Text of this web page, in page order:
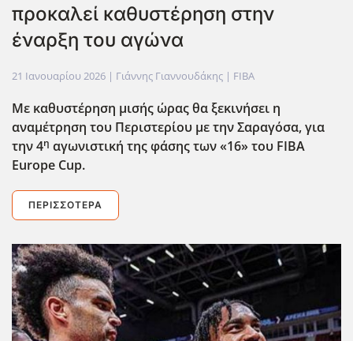
προκαλεί καθυστέρηση στην
έναρξη του αγώνα
21 Ιανουαρίου 2026 | Γιάννης Γιαννουδάκης | FIBA
Με καθυστέρηση μισής ώρας θα ξεκινήσει η
αναμέτρηση του Περιστερίου με την Σαραγόσα, για
την 4η αγωνιστική της φάσης των «16» του FIBA
Europe Cup.
ΠΕΡΙΣΣΌΤΕΡΑ